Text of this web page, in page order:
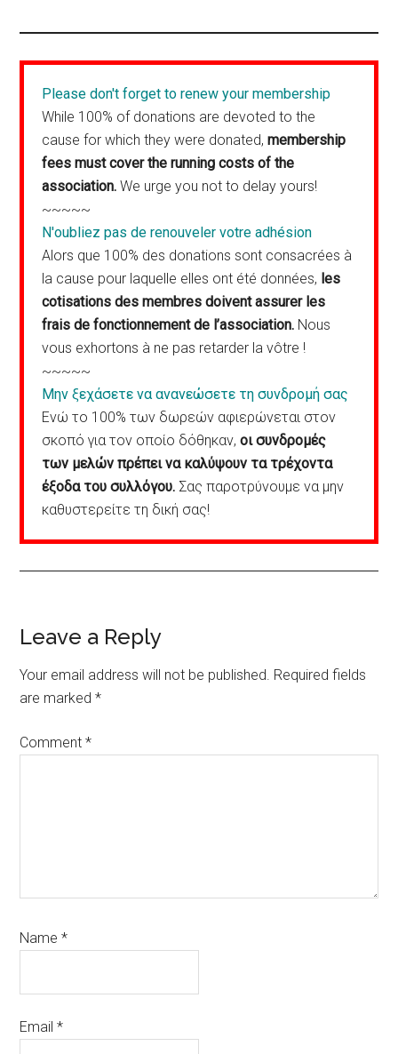
Please don't forget to renew your membership
While 100% of donations are devoted to the
cause for which they were donated,membership
fees must cover the running costs of the
association. We urge you not to delay yours!
~~~~~
N'oubliez pas de renouveler votre adhésion
Alors que 100% des donations sont consacrées à
la cause pour laquelle elles ont été données, les
cotisations des membres doivent assurer les
frais de fonctionnement de l’association. Nous
vous exhortons à ne pas retarder la vôtre !
~~~~~
Μην ξεχάσετε να ανανεώσετε τη συνδρομή σας
Ενώ το 100% των δωρεών αφιερώνεται στον
σκοπό για τον οποίο δόθηκαν,οι συνδρομές
των μελών πρέπει να καλύψουν τα τρέχοντα
έξοδα του συλλόγου. Σας παροτρύνουμε να μην
καθυστερείτε τη δική σας!
Reader
Interactions
Leave a Reply
Your email address will not be published. Required fields
are marked*
Comment*
Name*
Email*